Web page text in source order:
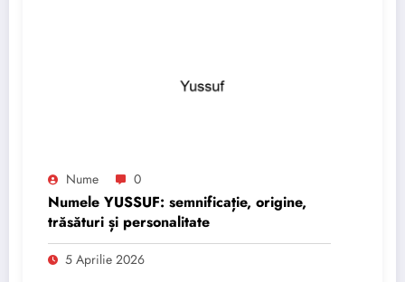
Nume 0
Numele YUSSUF: semnificație, origine,
trăsături și personalitate
5 Aprilie 2026